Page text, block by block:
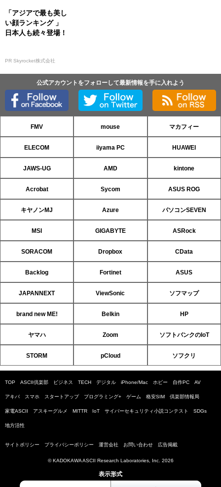
「アジアで最も美し
い顔ランキング 」
日本人も続々登場！
PR Skyrocket株式会社
公式アカウントをフォローして最新情報を手に入れよう
FMV mouse マカフィー
ELECOM iiyama PC HUAWEI
JAWS-UG AMD kintone
Acrobat Sycom ASUS ROG
キヤノンMJ Azure パソコンSEVEN
MSI GIGABYTE ASRock
SORACOM Dropbox CData
Backlog Fortinet ASUS
JAPANNEXT ViewSonic ソフマップ
brand new ME! Belkin HP
ヤマハ Zoom ソフトバンクのIoT
STORM pCloud ソフクリ
TOP ASCII倶楽部 ビジネス TECH デジタル iPhone/Mac ホビー 自作PC AV
アキバ スマホ スタートアップ プログラミング+ ゲーム 格安SIM 倶楽部情報局
家電ASCII アスキーグルメ MITTR IoT サイバーセキュリティ小説コンテスト SDGs
地方活性
サイトポリシー プライバシーポリシー 運営会社 お問い合わせ 広告掲載
© KADOKAWA ASCII Research Laboratories, Inc. 2026
表示形式